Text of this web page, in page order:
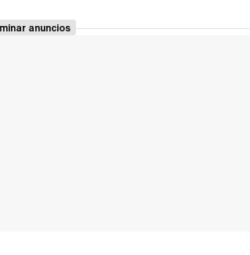
anuncios